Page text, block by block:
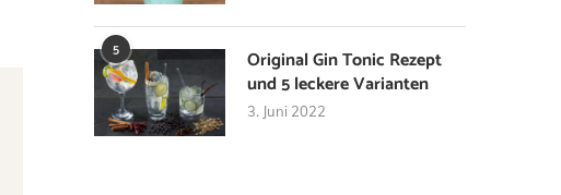
5
Original Gin Tonic Rezept
und 5 leckere Varianten
3. Juni 2022